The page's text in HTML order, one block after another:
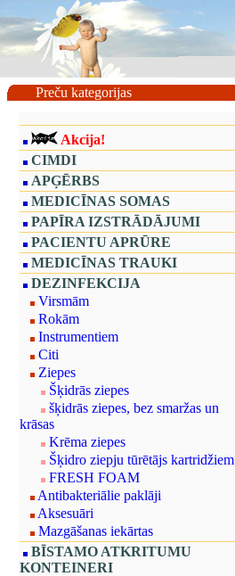
Preču kategorijas
Akcija!
CIMDI
APĢĒRBS
MEDICĪNAS SOMAS
PAPĪRA IZSTRĀDĀJUMI
PACIENTU APRŪRE
MEDICĪNAS TRAUKI
DEZINFEKCIJA
Virsmām
Rokām
Instrumentiem
Citi
Ziepes
Šķidrās ziepes
šķidrās ziepes, bez smaržas un
krāsas
Krēma ziepes
Šķidro ziepju tūrētājs kartridžiem
FRESH FOAM
Antibakteriālie paklāji
Aksesuāri
Mazgāšanas iekārtas
BĪSTAMO ATKRITUMU
KONTEINERI